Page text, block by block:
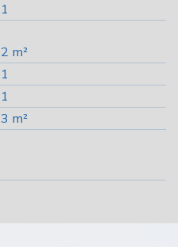
1
2 m²
1
1
3 m²